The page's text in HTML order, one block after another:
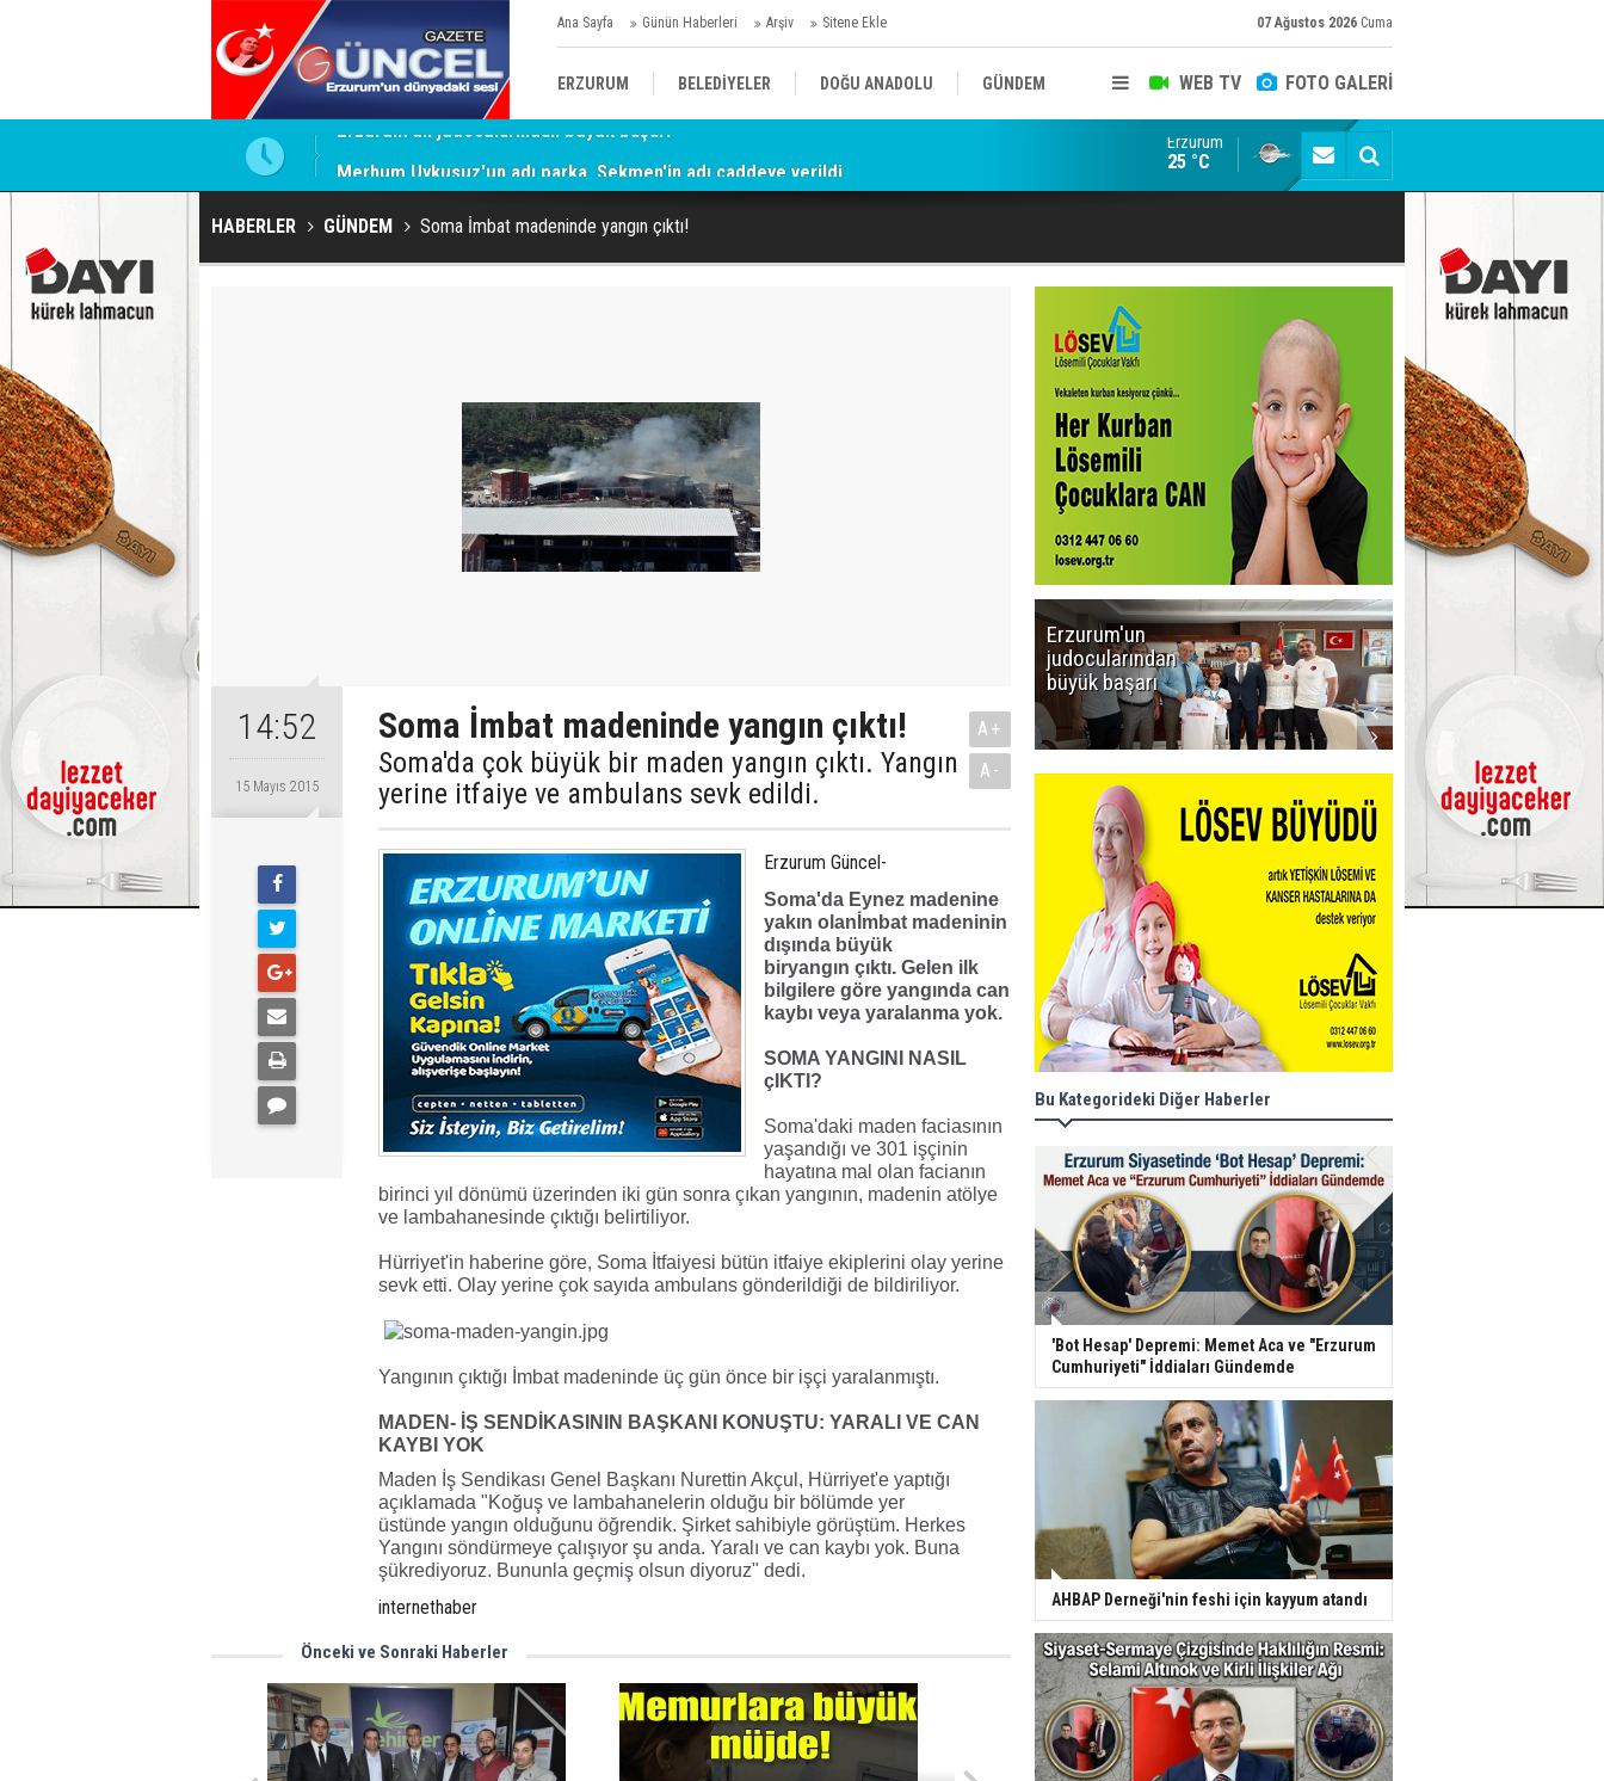
Ana Sayfa Günün Haberleri Arşiv Sitene Ekle 07 Ağustos 2026 Cuma
WEB TV FOTO GALERİ
ERZURUM BELEDİYELER DOĞU ANADOLU GÜNDEM
KÜLTÜR/SANAT//MAĞAZİN
Konuşanlar'a katıldı, söyledikleri başına iş açtı!
Erzurum
25 °C
HABERLER GÜNDEM Soma İmbat madeninde yangın çıktı!
14:52
15 Mayıs 2015
Soma İmbat madeninde yangın çıktı!
Soma'da çok büyük bir maden yangın çıktı. Yangın
yerine itfaiye ve ambulans sevk edildi.
A+
A-
Erzurum Güncel-
Soma'da Eynez madenine
yakın olan İmbat madeninin
dışında büyük
biryangın çıktı. Gelen ilk
bilgilere göre yangında can
kaybı veya yaralanma yok.
SOMA YANGINI NASIL
çIKTI?
Soma'daki maden faciasının
yaşandığı ve 301 işçinin
hayatına mal olan facianın
birinci yıl dönümü üzerinden iki gün sonra çıkan yangının, madenin atölye
ve lambahanesinde çıktığı belirtiliyor.
Hürriyet'in haberine göre, Soma İtfaiyesi bütün itfaiye ekiplerini olay yerine
sevk etti. Olay yerine çok sayıda ambulans gönderildiği de bildiriliyor.
Yangının çıktığı İmbat madeninde üç gün önce bir işçi yaralanmıştı.
MADEN- İŞ SENDİKASININ BAŞKANI KONUŞTU: YARALI VE CAN
KAYBI YOK
Maden İş Sendikası Genel Başkanı Nurettin Akçul, Hürriyet'e yaptığı
açıklamada "Koğuş ve lambahanelerin olduğu bir bölümde yer
üstünde yangın olduğunu öğrendik. Şirket sahibiyle görüştüm. Herkes
Yangını söndürmeye çalışıyor şu anda. Yaralı ve can kaybı yok. Buna
şükrediyoruz. Bununla geçmiş olsun diyoruz" dedi.
internethaber
Önceki ve Sonraki Haberler
Erzurum'un
judocularından
büyük başarı
Bu Kategorideki Diğer Haberler
'Bot Hesap' Depremi: Memet Aca ve "Erzurum
Cumhuriyeti" İddiaları Gündemde
AHBAP Derneği'nin feshi için kayyum atandı